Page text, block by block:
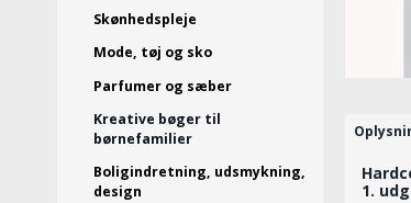
Skønhedspleje
Mode, tøj og sko
Parfumer og sæber
Kreative bøger til
børnefamilier
Boligindretning, udsmykning,
design
1.